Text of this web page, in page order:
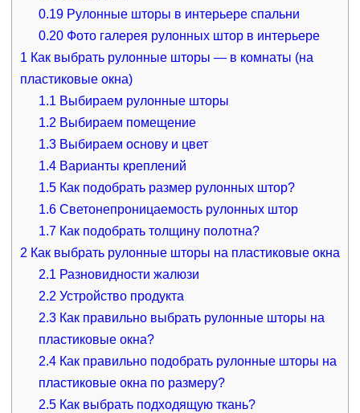
0.19 Рулонные шторы в интерьере спальни
0.20 Фото галерея рулонных штор в интерьере
1 Как выбрать рулонные шторы — в комнаты (на
пластиковые окна)
1.1 Выбираем рулонные шторы
1.2 Выбираем помещение
1.3 Выбираем основу и цвет
1.4 Варианты креплений
1.5 Как подобрать размер рулонных штор?
1.6 Светонепроницаемость рулонных штор
1.7 Как подобрать толщину полотна?
2 Как выбрать рулонные шторы на пластиковые окна
2.1 Разновидности жалюзи
2.2 Устройство продукта
2.3 Как правильно выбрать рулонные шторы на
пластиковые окна?
2.4 Как правильно подобрать рулонные шторы на
пластиковые окна по размеру?
2.5 Как выбрать подходящую ткань?